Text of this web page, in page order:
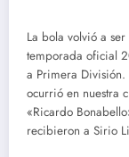
La bola volvió a
temporada oficial
a Primera División.
ocurrió en nuestra
«Ricardo
recibieron a Sirio